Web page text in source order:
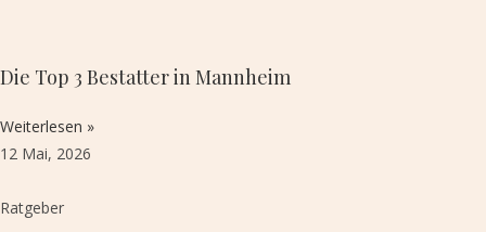
Die Top 3 Bestatter in Mannheim
Weiterlesen »
12 Mai, 2026
Ratgeber